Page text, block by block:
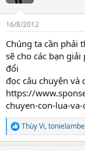
s
16/8/2012
Chúng ta cần phải
sẽ cho các bạn
đổi
đọc câu chuyện và
https://
chuyen-con-lua-
R
e
Thùy Vi,